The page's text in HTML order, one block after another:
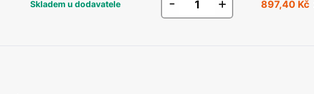
Skladem u dodavatele 897,40 Kč